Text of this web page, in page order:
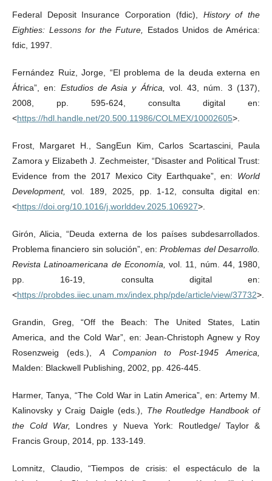
Federal Deposit Insurance Corporation (fdic), History of the
Eighties: Lessons for the Future, Estados Unidos de América:
fdic, 1997.
Fernández Ruiz, Jorge, “El problema de la deuda externa en
África”, en: Estudios de Asia y África, vol. 43, núm. 3 (137),
2008, pp. 595-624, consulta digital en:
<https://hdl.handle.net/20.500.11986/COLMEX/10002605>.
Frost, Margaret H., SangEun Kim, Carlos Scartascini, Paula
Zamora y Elizabeth J. Zechmeister, “Disaster and Political Trust:
Evidence from the 2017 Mexico City Earthquake”, en: World
Development, vol. 189, 2025, pp. 1-12, consulta digital en:
<https://doi.org/10.1016/j.worlddev.2025.106927>.
Girón, Alicia, “Deuda externa de los países subdesarrollados.
Problema financiero sin solución”, en:Problemas del Desarrollo.
Revista Latinoamericana de Economía, vol. 11, núm. 44, 1980,
pp. 16-19, consulta digital en:
<https://probdes.iiec.unam.mx/index.php/pde/article/view/37732>.
Grandin, Greg, “Off the Beach: The United States, Latin
America, and the Cold War”, en: Jean-Christoph Agnew y Roy
Rosenzweig (eds.), A Companion to Post-1945 America,
Malden: Blackwell Publishing, 2002, pp. 426-445.
Harmer, Tanya, “The Cold War in Latin America”, en: Artemy M.
Kalinovsky y Craig Daigle (eds.), The Routledge Handbook of
the Cold War, Londres y Nueva York: Routledge/ Taylor &
Francis Group, 2014, pp. 133-149.
Lomnitz, Claudio, “Tiempos de crisis: el espectáculo de la